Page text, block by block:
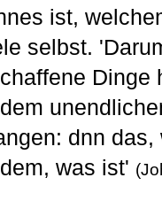
ist,
selbst.
Dinge
dnn
was ist'